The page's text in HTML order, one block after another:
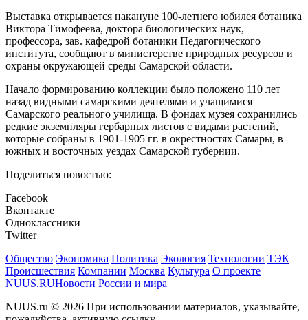
Выставка открывается накануне 100-летнего юбилея ботаника
Виктора Тимофеева, доктора биологических наук,
профессора, зав. кафедрой ботаники Педагогического
института, сообщают в министерстве природных ресурсов и
охраны окружающей среды Самарской области.
Начало формированию коллекции было положено 110 лет
назад видными самарскими деятелями и учащимися
Самарского реального училища. В фондах музея сохранились
редкие экземпляры гербарных листов с видами растений,
которые собраны в 1901-1905 гг. в окрестностях Самары, в
южных и восточных уездах Самарской губернии.
Поделиться новостью:
Facebook
Вконтакте
Одноклассники
Twitter
Общество Экономика Политика Экология Технологии ТЭК
Происшествия Компании Москва Культура О проекте
NUUS.RUНовости России и мира
NUUS.ru © 2026 При использовании материалов, указывайте,